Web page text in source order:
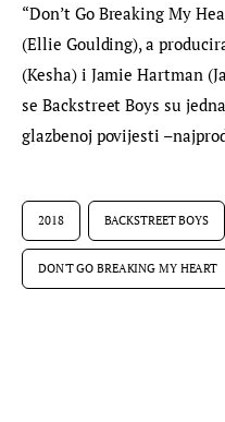
“Don’t Go Breaking My
(Ellie Goulding), a
(Kesha) i Jamie Hartman
se Backstreet Boys su
glazbenoj povijesti
2018 BACKSTREET BOYS
DON'T GO BREAKING MY HEART